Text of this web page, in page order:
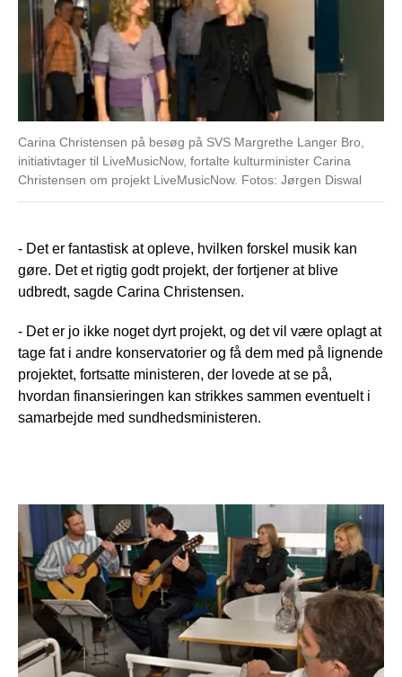
Carina Christensen på besøg på SVS Margrethe Langer Bro,
initiativtager til LiveMusicNow, fortalte kulturminister Carina
Christensen om projekt LiveMusicNow. Fotos: Jørgen Diswal
- Det er fantastisk at opleve, hvilken forskel musik kan
gøre. Det et rigtig godt projekt, der fortjener at blive
udbredt, sagde Carina Christensen.
- Det er jo ikke noget dyrt projekt, og det vil være oplagt at
tage fat i andre konservatorier og få dem med på lignende
projektet, fortsatte ministeren, der lovede at se på,
hvordan finansieringen kan strikkes sammen eventuelt i
samarbejde med sundhedsministeren.